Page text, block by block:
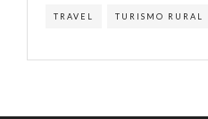
TRAVEL TURISMO RURAL